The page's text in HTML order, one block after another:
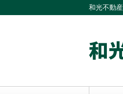
和光不動
和